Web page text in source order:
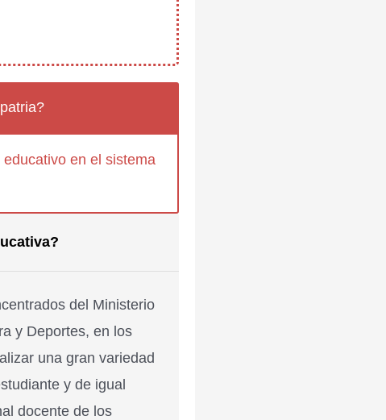
en el sistema
del Ministerio
y Deportes, en los
una gran variedad
y de igual
docente de los